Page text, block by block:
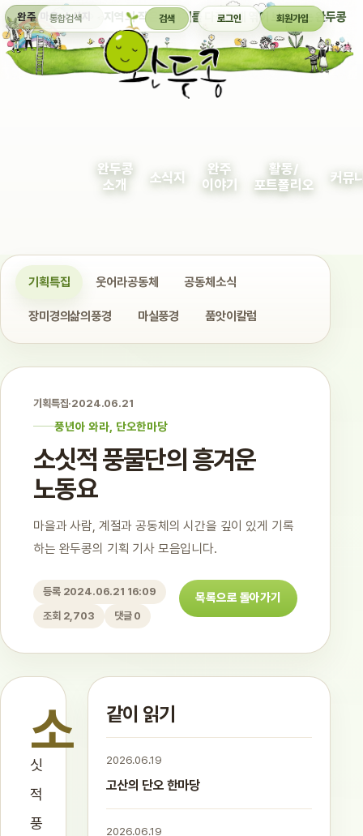
완주 마을 소식지 지역의 작은 이야기를 다정하게 엮어 보여주는 완두콩
통합검색 검색 로그인 회원가입
완두콩
소개
소식지
완주
이야기
활동/
포트폴리오
커뮤
기획특집 웃어라공동체 공동체소식
장미경의삶의풍경 마실풍경 품앗이칼럼
기획특집·2024.06.21
풍년아 와라, 단오한마당
소싯적 풍물단의 흥겨운
노동요
마을과 사람, 계절과 공동체의 시간을 깊이 있게 기록
하는 완두콩의 기획 기사 모음입니다.
등록 2024.06.21 16:09
조회 2,703
댓글 0
목록으로 돌아가기
소
싯
적
풍
같이 읽기
2026.06.19
고산의 단오 한마당
2026.06.19